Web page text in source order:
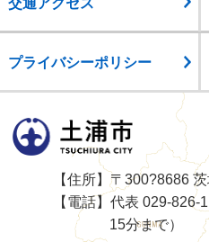
プライバシーポリシー
土浦市
【住所】〒300?8686
【電話】代表 029-
15分まで）